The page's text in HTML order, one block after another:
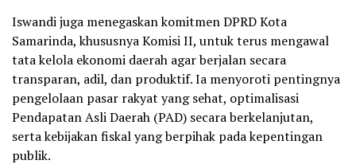
Iswandi juga menegaskan komitmen DPRD Kota
Samarinda, khususnya Komisi II, untuk terus mengawal
tata kelola ekonomi daerah agar berjalan secara
transparan, adil, dan produktif. Ia menyoroti pentingnya
pengelolaan pasar rakyat yang sehat, optimalisasi
Pendapatan Asli Daerah (PAD) secara berkelanjutan,
serta kebijakan fiskal yang berpihak pada kepentingan
publik.